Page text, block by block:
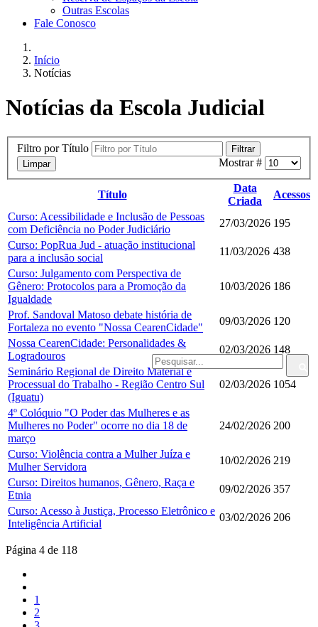
Outras Escolas
Fale Conosco
Início
Notícias
Notícias da Escola Judicial
Filtro por Título
Filtrar
Limpar
Mostrar #
Título
Data
Criada
Acessos
Curso: Acessibilidade e Inclusão de Pessoas
com Deficiência no Poder Judiciário
27/03/2026 195
Curso: PopRua Jud - atuação institucional
para a inclusão social
11/03/2026 438
Curso: Julgamento com Perspectiva de
Gênero: Protocolos para a Promoção da
Igualdade
10/03/2026 186
Prof. Sandoval Matoso debate história de
Fortaleza no evento "Nossa CearenCidade"
09/03/2026 120
Nossa CearenCidade: Personalidades &
Logradouros
02/03/2026 148
Seminário Regional de Direito Material e
Processual do Trabalho - Região Centro Sul
(Iguatu)
02/03/2026 1054
4º Colóquio "O Poder das Mulheres e as
Mulheres no Poder" ocorre no dia 18 de
março
24/02/2026 200
Curso: Violência contra a Mulher Juíza e
Mulher Servidora
10/02/2026 219
Curso: Direitos humanos, Gênero, Raça e
Etnia
09/02/2026 357
Curso: Acesso à Justiça, Processo Eletrônico e
Inteligência Artificial
03/02/2026 206
Página 4 de 118
1
2